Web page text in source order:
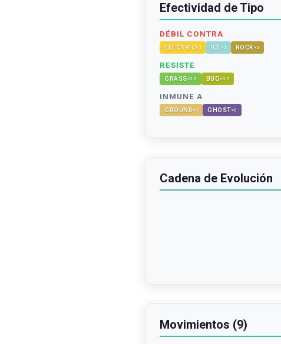
Efectividad de Tipo
DÉBIL CONTRA
ELECTRIC× 2 ICE×2 ROCK×2
RESISTE
GRASS×0.5 BUG×0.5
INMUNE A
GROUND×0 GHOST×0
Cadena de Evolución
Movimientos (9)